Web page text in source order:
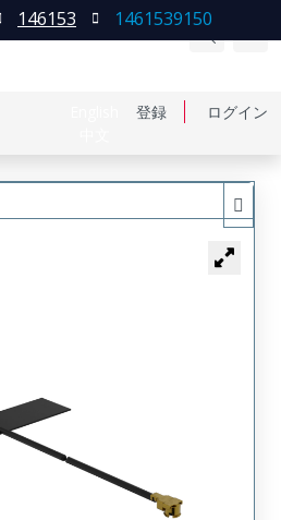
登録 ログイン
146153 1461539150